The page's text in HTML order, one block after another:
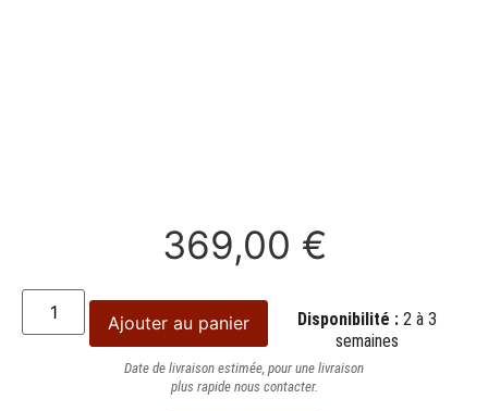
369,00 €
Ajouter au panier Disponibilité : 2 à 3
semaines
Date de livraison estimée, pour une livraison
plus rapide nous contacter.